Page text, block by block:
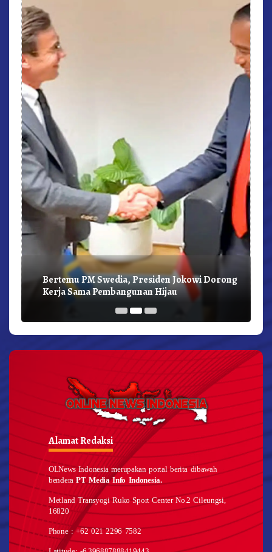
Bertemu PM Swedia, Presiden Jokowi Dorong
Kerja Sama Pembangunan Hijau
Alamat Redaksi
OLNews Indonesia merupakan portal berita dibawah
benderaPT Media Info Indonesia.
Metland Transyogi Ruko Sport Center No.2 Cileungsi,
16820
Phone : +62 021 2296 7582